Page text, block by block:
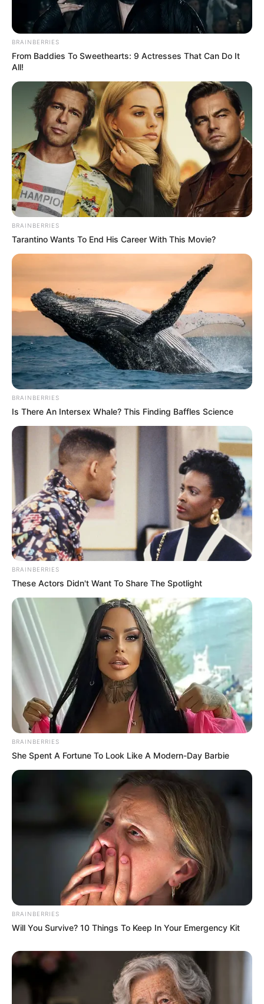
BRAINBERRIES
From Baddies To Sweethearts: 9 Actresses That Can Do It
All!
BRAINBERRIES
Tarantino Wants To End His Career With This Movie?
BRAINBERRIES
Is There An Intersex Whale? This Finding Baffles Science
BRAINBERRIES
These Actors Didn't Want To Share The Spotlight
BRAINBERRIES
She Spent A Fortune To Look Like A Modern-Day Barbie
BRAINBERRIES
Will You Survive? 10 Things To Keep In Your Emergency Kit